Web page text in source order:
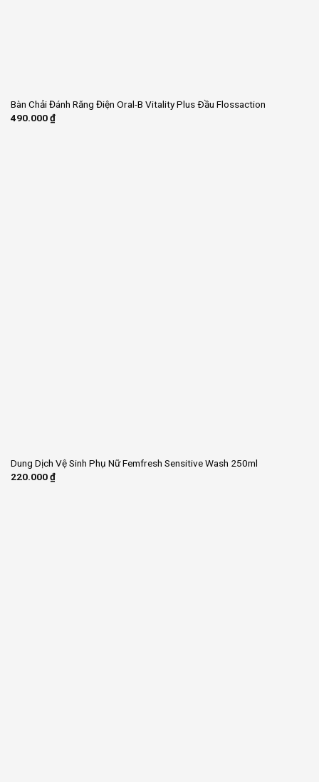
Bàn Chải Đánh Răng Điện Oral-B Vitality Plus Ðầu Flossaction
490.000₫
Dung Dịch Vệ Sinh Phụ Nữ Femfresh Sensitive Wash 250ml
220.000₫